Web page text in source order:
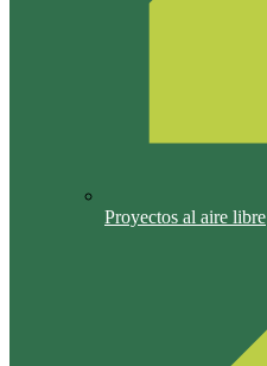
Proyectos al aire libre